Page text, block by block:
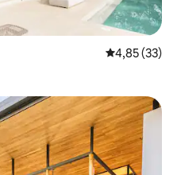
4,85 de uma
4,85 (33)